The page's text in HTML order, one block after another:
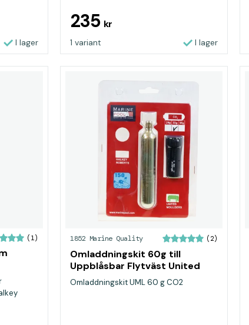
I lager
235 kr
1 variant I lager
(1) 1852 Marine Quality (2)
Omladdningskit 60g till
Uppblåsbar Flytväst United
Moulders
Omladdningskit UML 60 g CO2